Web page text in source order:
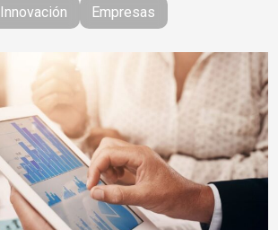
Innovación Empresas